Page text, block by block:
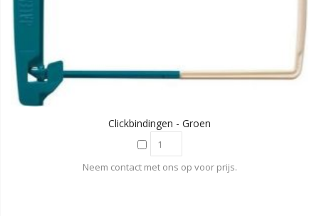
Clickbindingen - Groen
Neem contact met ons op voor prijs.